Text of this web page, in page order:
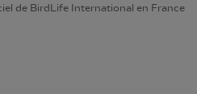
de BirdLife International en France